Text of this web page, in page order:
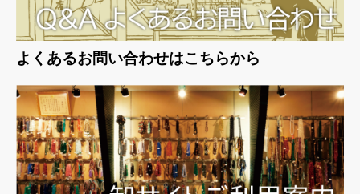
よくあるお問い合わせはこちらから